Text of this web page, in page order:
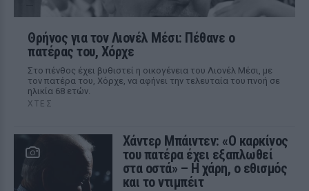
Θρήνος για τον Λιονέλ Μέσι: Πέθανε ο
πατέρας του, Χόρχε
Στο πένθος έχει βυθιστεί η οικογένεια του Λιονέλ Μέσι, με
τον πατέρα του, Χόρχε, να αφήνει την τελευταία του πνοή σε
ηλικία 68 ετών.
ΧΤΕΣ
Χάντερ Μπάιντεν: «Ο καρκίνος
του πατέρα έχει εξαπλωθεί
στα οστά» – Η χάρη, ο εθισμός
και το ντιμπέιτ